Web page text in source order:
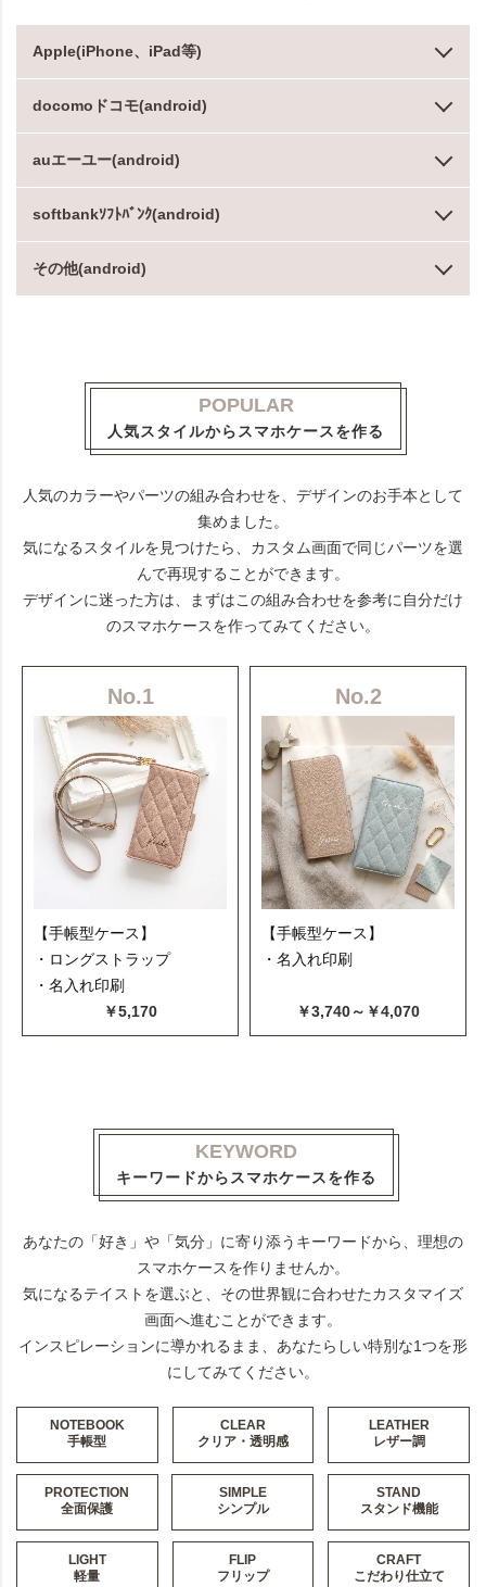
Apple(iPhone、iPad等)
docomoドコモ(android)
auエーユー(android)
softbankｿﾌﾄﾊﾞﾝｸ(android)
その他(android)
POPULAR
人気スタイルからスマホケースを作る
人気のカラーやパーツの組み合わせを、デザインのお手本として
集めました。
気になるスタイルを見つけたら、カスタム画面で同じパーツを選
んで再現することができます。
デザインに迷った方は、まずはこの組み合わせを参考に自分だけ
のスマホケースを作ってみてください。
No.1
【手帳型ケース】
・ロングストラップ
・名入れ印刷
￥5,170
No.2
【手帳型ケース】
・名入れ印刷
￥3,740～￥4,070
KEYWORD
キーワードからスマホケースを作る
あなたの「好き」や「気分」に寄り添うキーワードから、理想の
スマホケースを作りませんか。
気になるテイストを選ぶと、その世界観に合わせたカスタマイズ
画面へ進むことができます。
インスピレーションに導かれるまま、あなたらしい特別な1つを形
にしてみてください。
NOTEBOOK
手帳型
CLEAR
クリア・透明感
LEATHER
レザー調
PROTECTION
全面保護
SIMPLE
シンプル
STAND
スタンド機能
LIGHT
軽量
FLIP
フリップ
CRAFT
こだわり仕立て